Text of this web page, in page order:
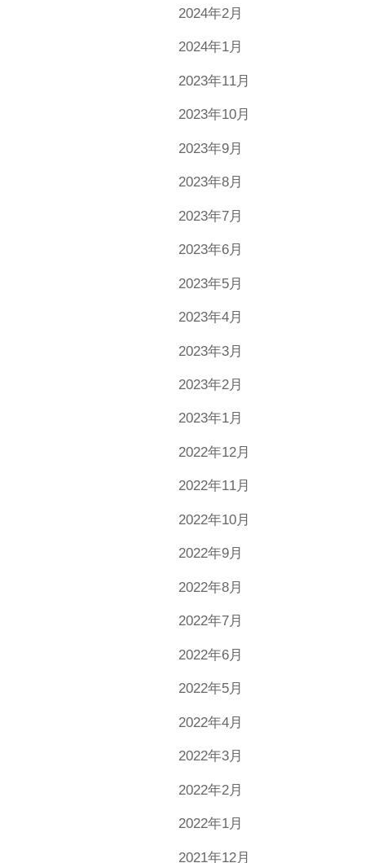
2024年2月
2024年1月
2023年11月
2023年10月
2023年9月
2023年8月
2023年7月
2023年6月
2023年5月
2023年4月
2023年3月
2023年2月
2023年1月
2022年12月
2022年11月
2022年10月
2022年9月
2022年8月
2022年7月
2022年6月
2022年5月
2022年4月
2022年3月
2022年2月
2022年1月
2021年12月